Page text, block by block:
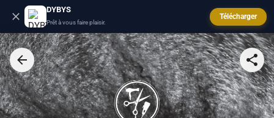
DYBYS
Prêt à vous faire plaisir.
Télécharger